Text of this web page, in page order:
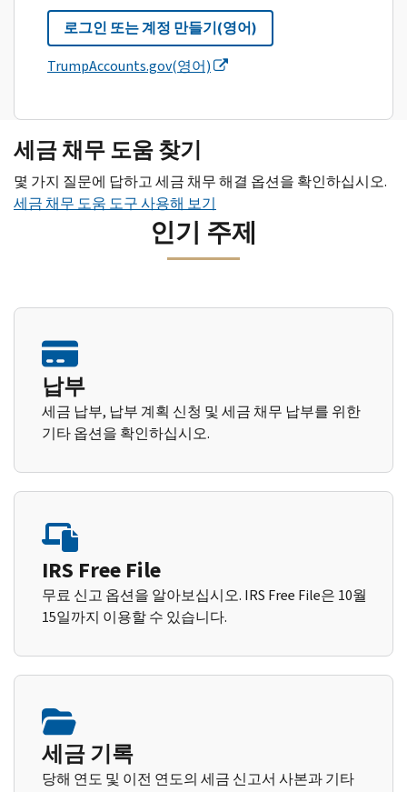
로그인 또는 계정 만들기(영어)
TrumpAccounts.gov(영어)
세금 채무 도움 찾기
몇 가지 질문에 답하고 세금 채무 해결 옵션을 확인하십시오.
세금 채무 도움 도구 사용해 보기
인기 주제
납부
세금 납부, 납부 계획 신청 및 세금 채무 납부를 위한
기타 옵션을 확인하십시오.
IRS Free File
무료 신고 옵션을 알아보십시오. IRS Free File은 10월
15일까지 이용할 수 있습니다.
세금 기록
당해 연도 및 이전 연도의 세금 신고서 사본과 기타